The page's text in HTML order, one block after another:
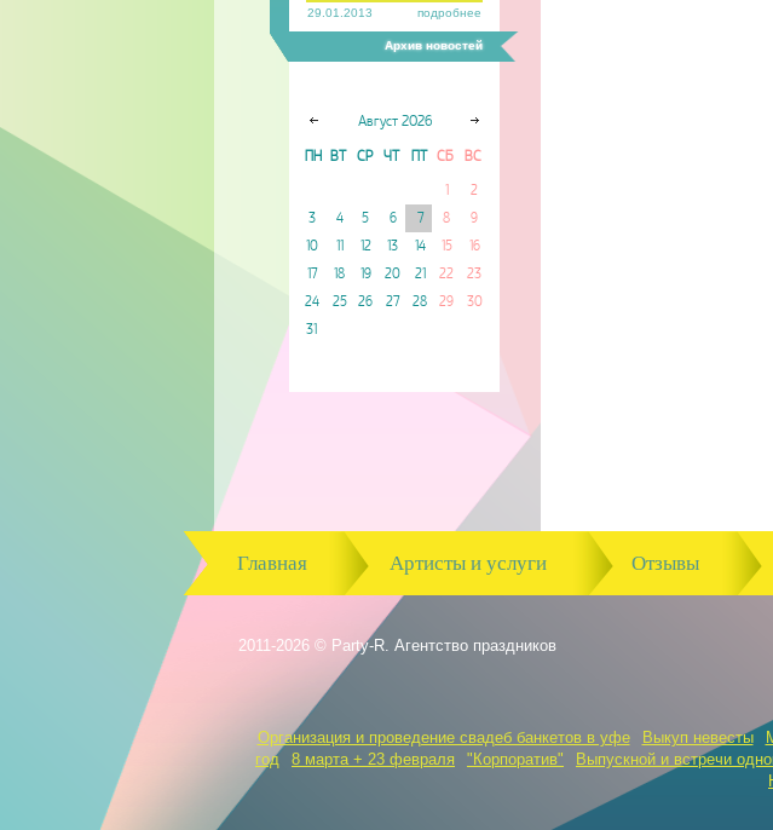
29.01.2013 подробнее
Архив новостей
Август 2026
ПН ВТ СР ЧТ СБ ВС
1
2
3
4 5 6 7 8
9
10
11 12 13 14 15
16
17
18 19 20 21 22
23
24
25 26 27 28 29
30
31
Главная Артисты и услуги Отзывы
2011-2026 © Party-R. Агентство праздников
Организация и проведение свадеб банкетов в уфе Выкуп невесты
год
8 марта + 23 февраля "Корпоратив" Выпускной и встречи